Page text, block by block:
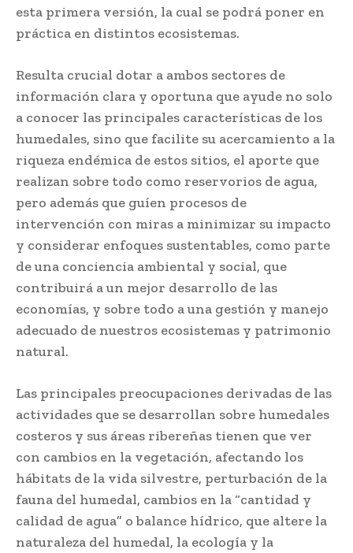
esta primera versión, la cual se podrá poner en
práctica en distintos ecosistemas.
Resulta crucial dotar a ambos sectores de
información clara y oportuna que ayude no solo
a conocer las principales características de los
humedales, sino que facilite su acercamiento a la
riqueza endémica de estos sitios, el aporte que
realizan sobre todo como reservorios de agua,
pero además que guíen procesos de
intervención con miras a minimizar su impacto
y considerar enfoques sustentables, como parte
de una conciencia ambiental y social, que
contribuirá a un mejor desarrollo de las
economías, y sobre todo a una gestión y manejo
adecuado de nuestros ecosistemas y patrimonio
natural.
Las principales preocupaciones derivadas de las
actividades que se desarrollan sobre humedales
costeros y sus áreas ribereñas tienen que ver
con cambios en la vegetación, afectando los
hábitats de la vida silvestre, perturbación de la
fauna del humedal, cambios en la “cantidad y
calidad de agua” o balance hídrico, que altere la
naturaleza del humedal, la ecología y la